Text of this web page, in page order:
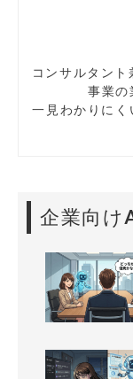
コンサルタン
事業の
一見わかりに
企業向け